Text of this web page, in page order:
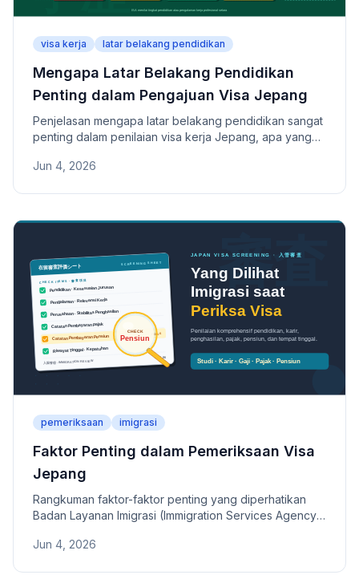
visa kerja latar belakang pendidikan
Mengapa Latar Belakang Pendidikan
Penting dalam Pengajuan Visa Jepang
Penjelasan mengapa latar belakang pendidikan sangat
penting dalam penilaian visa kerja Jepang, apa yang
pekerjaan, cara mengompensasi dengan pengalaman
Jun 4, 2026
pemeriksaan imigrasi
Faktor Penting dalam Pemeriksaan Visa
Jepang
Rangkuman faktor-faktor penting yang diperhatikan
Badan Layanan Imigrasi (Immigration Services Agency)
menyeluruh seperti pendidikan, pengalaman kerja,
Jun 4, 2026